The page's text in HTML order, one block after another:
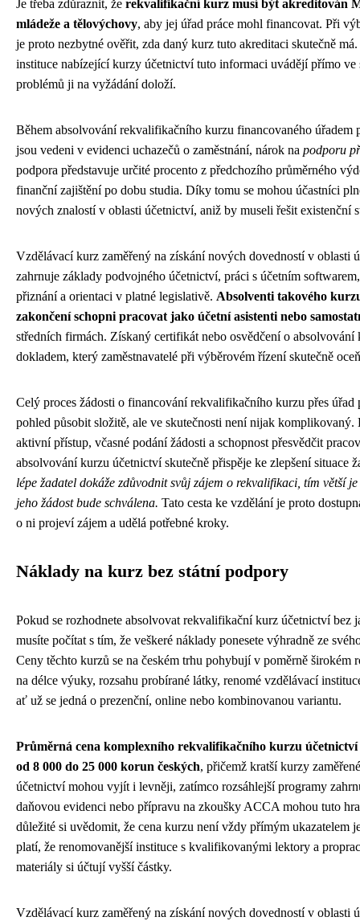
Je třeba zdůraznit, že rekvalifikační kurz musí být akreditován
mládeže a tělovýchovy, aby jej úřad práce mohl financovat. Při
je proto nezbytné ověřit, zda daný kurz tuto akreditaci skutečně
instituce nabízející kurzy účetnictví tuto informaci uvádějí přímo ve
problémů ji na vyžádání doloží.
Během absolvování rekvalifikačního kurzu financovaného úřadem
jsou vedeni v evidenci uchazečů o zaměstnání, nárok na podporu
podpora představuje určité procento z předchozího průměrného
finanční zajištění po dobu studia. Díky tomu se mohou účastníci
nových znalostí v oblasti účetnictví, aniž by museli řešit existenční
Vzdělávací kurz zaměřený na získání nových dovedností v oblasti
zahrnuje základy podvojného účetnictví, práci s účetním
přiznání a orientaci v platné legislativě. Absolventi takového
zakončení schopni pracovat jako účetní asistenti nebo
středních firmách. Získaný certifikát nebo osvědčení o absolvování
dokladem, který zaměstnavatelé při výběrovém řízení skutečně
Celý proces žádosti o financování rekvalifikačního kurzu přes úřad
pohled působit složitě, ale ve skutečnosti není nijak komplikovaný.
aktivní přístup, včasné podání žádosti a schopnost přesvědčit
absolvování kurzu účetnictví skutečně přispěje ke zlepšení situace
lépe žadatel dokáže zdůvodnit svůj zájem o rekvalifikaci, tím větší
jeho žádost bude schválena. Tato cesta ke vzdělání je proto
o ni projeví zájem a udělá potřebné kroky.
Náklady na kurz bez státní podpory
Pokud se rozhodnete absolvovat rekvalifikační kurz účetnictví bez
musíte počítat s tím, že veškeré náklady ponesete výhradně ze
Ceny těchto kurzů se na českém trhu pohybují v poměrně širokém
na délce výuky, rozsahu probírané látky, renomé vzdělávací
ať už se jedná o prezenční, online nebo kombinovanou variantu.
Průměrná cena komplexního rekvalifikačního kurzu
od 8 000 do 25 000 korun českých, přičemž kratší kurzy
účetnictví mohou vyjít i levněji, zatímco rozsáhlejší programy
daňovou evidenci nebo přípravu na zkoušky ACCA mohou tuto
důležité si uvědomit, že cena kurzu není vždy přímým ukazatelem
platí, že renomovanější instituce s kvalifikovanými lektory a
materiály si účtují vyšší částky.
Vzdělávací kurz zaměřený na získání nových dovedností v oblasti